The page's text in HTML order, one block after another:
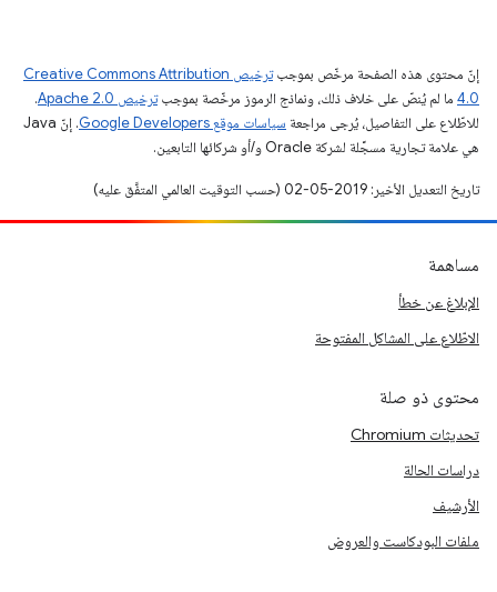
إنّ محتوى هذه الصفحة مرخّص بموجب
ترخيص Creative Commons Attribution
4.0‏ ما لم يُنصّ على خلاف ذلك، ونماذج الرموز مرخّصة بموجبترخيص Apache 2.0‏
.
للاطّلاع على التفاصيل، يُرجى مراجعة سياسات موقع Google Developers‏
. إنّ Java
هي علامة تجارية مسجَّلة لشركة Oracle و/أو شركائها التابعين.
تاريخ التعديل الأخير: 2019-05-02 (حسب التوقيت العالمي المتفَّق عليه)
مساهمة
الإبلاغ عن خطأ
الاطّلاع على المشاكل المفتوحة
محتوى ذو صلة
تحديثات Chromium
دراسات الحالة
الأرشيف
ملفات البودكاست والعروض